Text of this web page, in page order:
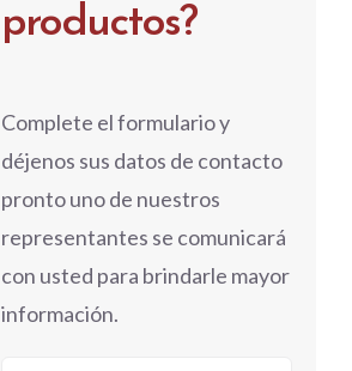
productos?
Complete el formulario y
déjenos sus datos de contacto
pronto uno de nuestros
representantes se comunicará
con usted para brindarle mayor
información.